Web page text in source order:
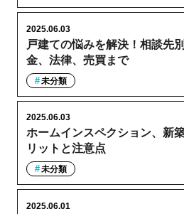
戸建ての悩みを解決！相談先
金、法律、売買まで
2025.06.03
未分類
ホームインスペクション、新
リットと注意点
2025.06.03
未分類
2025.06.01